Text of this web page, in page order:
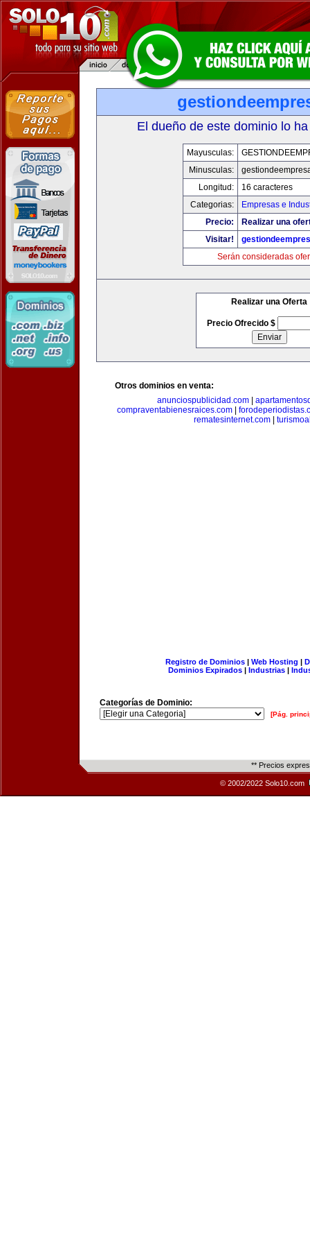
El dueño de este dominio lo
Mayusculas:
Minusculas:
Longitud:
16 caracteres
Categorias:
Empresas e
Precio:
Realizar una
Visitar!
Serán consideradas
Realizar una Oferta
Precio Ofrecido $
Otros dominios en venta:
anunciospublicidad.com|
compraventabienesraices.com
rematesinternet.com|
Registro de Dominios| Web Hosting |
Dominios Expirados | Industrias |
Categorías de Dominio:
[Pág.
** Precios
© 2002/2022 Solo10.com